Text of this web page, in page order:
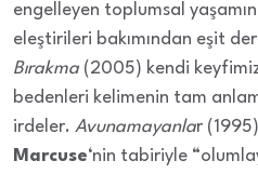
engelleyen toplumsal
eleştirileri bakımından eşit
Bırakma (2005) kendi
bedenleri kelimenin tam
irdeler. Avunamayanlar
Marcuse‘nin tabiriyle